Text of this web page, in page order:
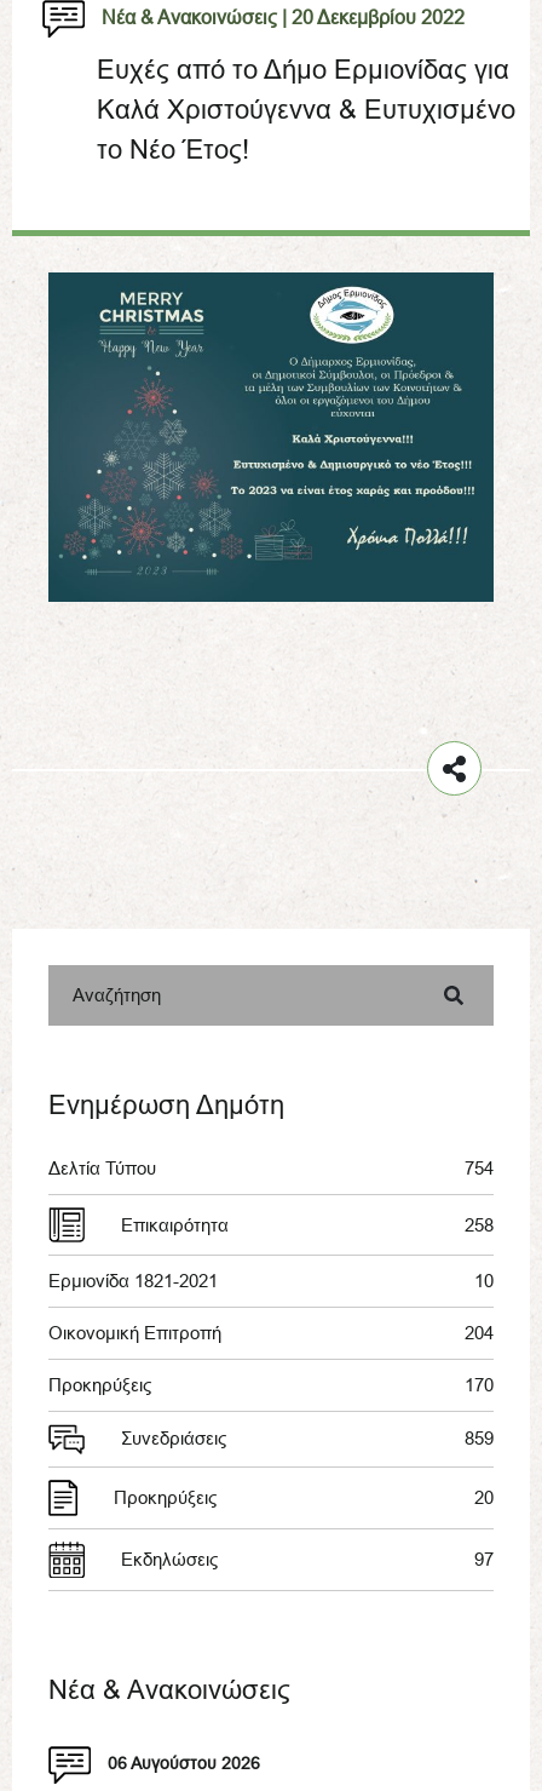
Νέα & Ανακοινώσεις | 20 Δεκεμβρίου 2022
Ευχές από το Δήμο Ερμιονίδας για
Καλά Χριστούγεννα & Ευτυχισμένο
το Νέο Έτος!
Αναζήτηση
Ενημέρωση Δημότη
Δελτία Τύπου 754
Επικαιρότητα 258
Ερμιονίδα 1821-2021 10
Οικονομική Επιτροπή 204
Προκηρύξεις 170
Συνεδριάσεις 859
Προκηρύξεις 20
Εκδηλώσεις 97
Νέα & Ανακοινώσεις
06 Αυγούστου 2026